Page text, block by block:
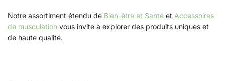
Notre assortiment étendu de Bien-être et Santé et Accessoires
de musculation vous invite à explorer des produits uniques et
de haute qualité.